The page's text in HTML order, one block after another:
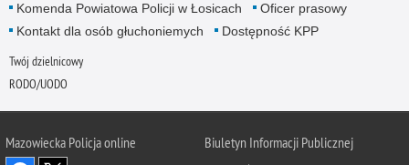
Komenda Powiatowa Policji w Łosicach
Oficer prasowy
Kontakt dla osób głuchoniemych
Dostępność KPP
Twój dzielnicowy
RODO/UODO
Mazowiecka Policja online
Biuletyn Informacji Publicznej